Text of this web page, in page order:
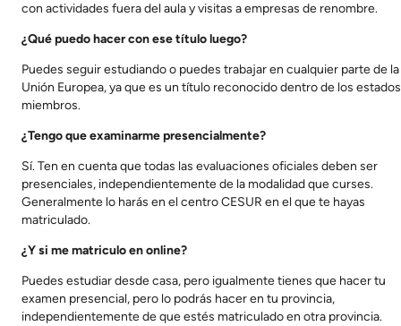
con actividades fuera del aula y visitas a empresas de renombre.
¿Qué puedo hacer con ese título luego?
Puedes seguir estudiando o puedes trabajar en cualquier parte de la
Unión Europea, ya que es un título reconocido dentro de los estados
miembros.
¿Tengo que examinarme presencialmente?
Sí. Ten en cuenta que todas las evaluaciones oficiales deben ser
presenciales, independientemente de la modalidad que curses.
Generalmente lo harás en el centro CESUR en el que te hayas
matriculado.
¿Y si me matriculo en online?
Puedes estudiar desde casa, pero igualmente tienes que hacer tu
examen presencial, pero lo podrás hacer en tu provincia,
independientemente de que estés matriculado en otra provincia.